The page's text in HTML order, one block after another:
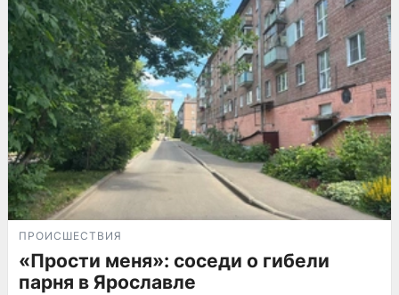
ПРОИСШЕСТВИЯ
«Прости меня»: соседи о гибели
парня в Ярославле